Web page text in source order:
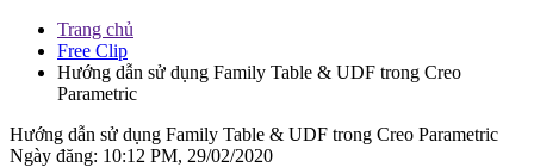
Trang chủ
Free Clip
Hướng dẫn sử dụng Family Table & UDF trong Creo
Parametric
Hướng dẫn sử dụng Family Table & UDF trong Creo Parametric
Ngày đăng: 10:12 PM, 29/02/2020